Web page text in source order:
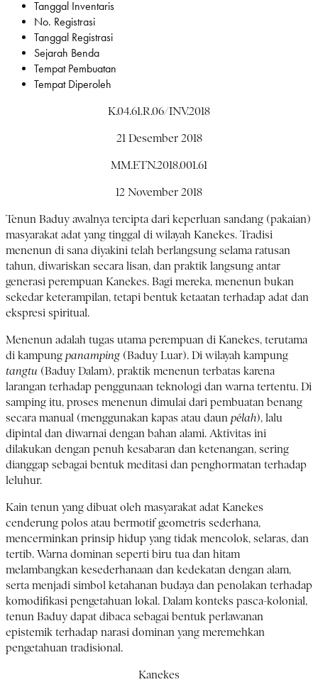
Tanggal Inventaris
No. Registrasi
Tanggal Registrasi
Sejarah Benda
Tempat Pembuatan
Tempat Diperoleh
K.04.61.R.06/INV.2018
21 Desember 2018
MM.ETN.2018.001.61
12 November 2018
Tenun Baduy awalnya tercipta dari keperluan sandang (pakaian)
masyarakat adat yang tinggal di wilayah Kanekes. Tradisi
menenun di sana diyakini telah berlangsung selama ratusan
tahun, diwariskan secara lisan, dan praktik langsung antar
generasi perempuan Kanekes. Bagi mereka, menenun bukan
sekedar keterampilan, tetapi bentuk ketaatan terhadap adat dan
ekspresi spiritual.
Menenun adalah tugas utama perempuan di Kanekes, terutama
di kampung panamping (Baduy Luar). Di wilayah kampung
tangtu (Baduy Dalam), praktik menenun terbatas karena
larangan terhadap penggunaan teknologi dan warna tertentu. Di
samping itu, proses menenun dimulai dari pembuatan benang
secara manual (menggunakan kapas atau daun pélah), lalu
dipintal dan diwarnai dengan bahan alami. Aktivitas ini
dilakukan dengan penuh kesabaran dan ketenangan, sering
dianggap sebagai bentuk meditasi dan penghormatan terhadap
leluhur.
Kain tenun yang dibuat oleh masyarakat adat Kanekes
cenderung polos atau bermotif geometris sederhana,
mencerminkan prinsip hidup yang tidak mencolok, selaras, dan
tertib. Warna dominan seperti biru tua dan hitam
melambangkan kesederhanaan dan kedekatan dengan alam,
serta menjadi simbol ketahanan budaya dan penolakan terhadap
komodifikasi pengetahuan lokal. Dalam konteks pasca-kolonial,
tenun Baduy dapat dibaca sebagai bentuk perlawanan
epistemik terhadap narasi dominan yang meremehkan
pengetahuan tradisional.
Kanekes